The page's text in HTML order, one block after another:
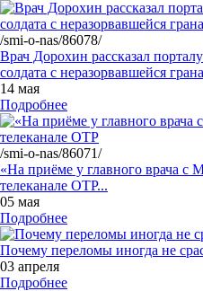
/smi-o-nas/86078/
Врач Дорохин рассказал
солдата с неразорвавшейся
14 мая
Подробнее
/smi-o-nas/86071/
«На приёме у главного врача с
телеканале ОТР...
05 мая
Подробнее
Почему переломы иногда не
03 апреля
Подробнее